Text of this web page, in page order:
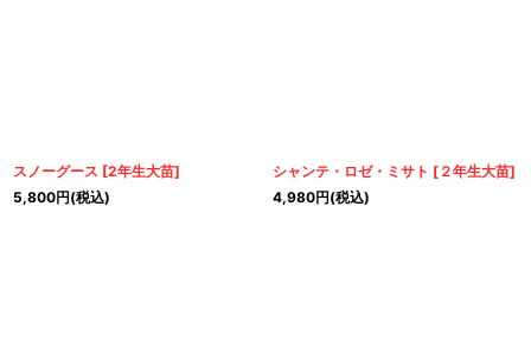
スノーグース [2年生大苗]
5,800円(税込)
シャンテ・ロゼ・ミサト [ ２年生大苗]
4,980円(税込)